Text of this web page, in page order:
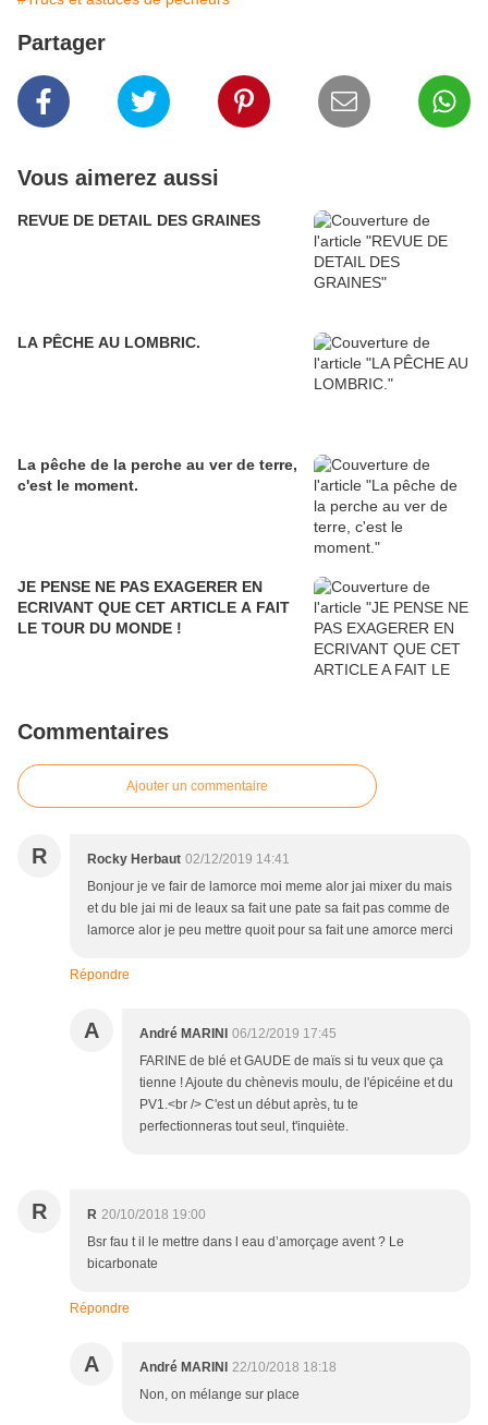
Partager
Vous aimerez aussi
REVUE DE DETAIL DES GRAINES
LA PÊCHE AU LOMBRIC.
La pêche de la perche au ver de terre,
c'est le moment.
JE PENSE NE PAS EXAGERER EN
ECRIVANT QUE CET ARTICLE A FAIT
LE TOUR DU MONDE !
Commentaires
Ajouter un commentaire
R Rocky Herbaut 02/12/2019 14:41
Bonjour je ve fair de lamorce moi meme alor jai mixer du mais
et du ble jai mi de leaux sa fait une pate sa fait pas comme de
lamorce alor je peu mettre quoit pour sa fait une amorce merci
Répondre
A André MARINI
06/12/2019 17:45
FARINE de blé et GAUDE de maïs si tu veux que ça
tienne ! Ajoute du chènevis moulu, de l'épicéine et du
PV1.<br /> C'est un début après, tu te
perfectionneras tout seul, t'inquiète.
R R 20/10/2018 19:00
Bsr fau t il le mettre dans l eau d’amorçage avent ? Le
bicarbonate
Répondre
A André MARINI
22/10/2018 18:18
Non, on mélange sur place